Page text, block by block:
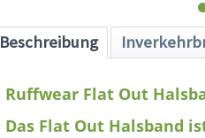
Beschreibung
Ruffwear Flat Out
Das Flat Out Halsband